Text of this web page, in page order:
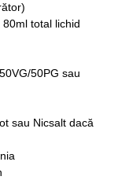
total lichid
50PG sau
sau Nicsalt dacă